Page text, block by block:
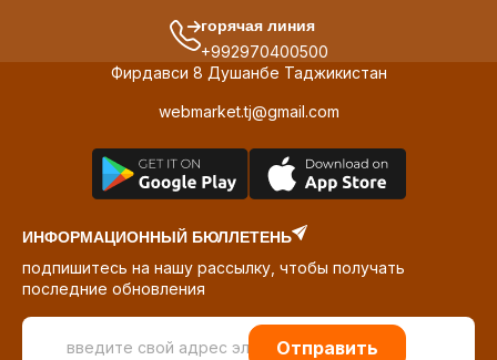
горячая линия
+992970400500
Фирдавси 8 Душанбе Таджикистан
webmarket.tj@gmail.com
ИНФОРМАЦИОННЫЙ БЮЛЛЕТЕНЬ
подпишитесь на нашу рассылку, чтобы получать
последние обновления
Отправить